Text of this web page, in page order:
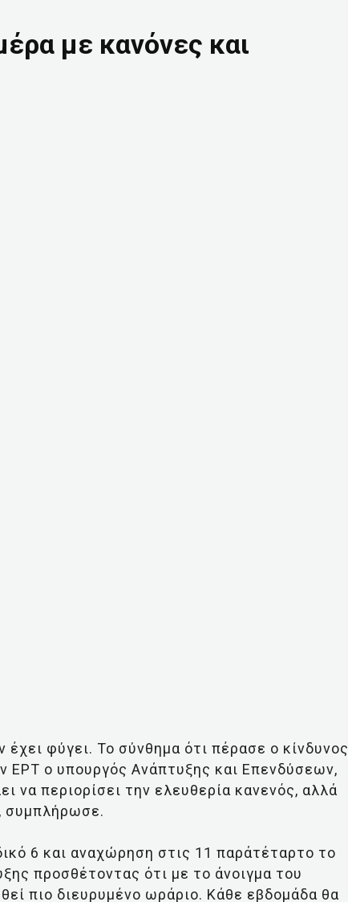
με κανόνες και
έχει φύγει. Το σύνθημα ότι πέρασε ο κίνδυνος
ΕΡΤ ο υπουργός Ανάπτυξης και Επενδύσεων,
να περιορίσει την ελευθερία κανενός, αλλά
συμπλήρωσε.
6 και αναχώρηση στις 11 παράτέταρτο το
προσθέτοντας ότι με το άνοιγμα του
πιο διευρυμένο ωράριο. Κάθε εβδομάδα θα